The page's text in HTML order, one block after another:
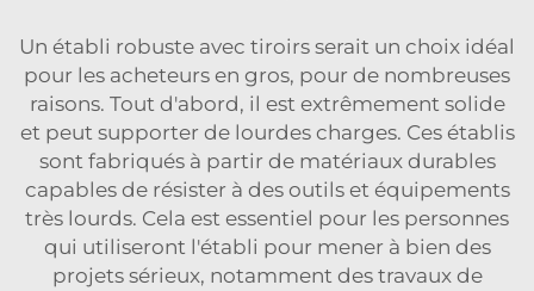
Un établi robuste avec tiroirs serait un choix idéal
pour les acheteurs en gros, pour de nombreuses
raisons. Tout d'abord, il est extrêmement solide
et peut supporter de lourdes charges. Ces établis
sont fabriqués à partir de matériaux durables
capables de résister à des outils et équipements
très lourds. Cela est essentiel pour les personnes
qui utiliseront l'établi pour mener à bien des
projets sérieux, notamment des travaux de